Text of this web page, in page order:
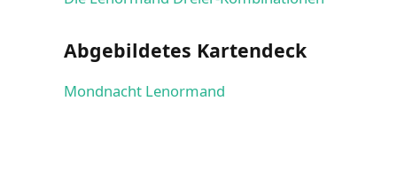
Abgebildetes Kartendeck
Mondnacht Lenormand